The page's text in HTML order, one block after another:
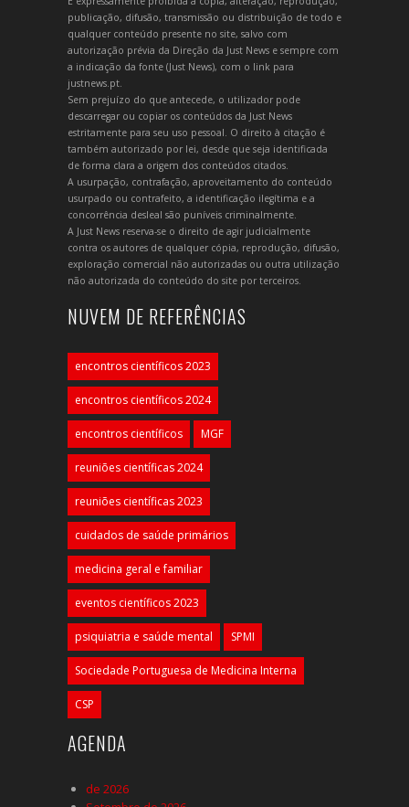
publicação, difusão, transmissão ou distribuição de todo e
qualquer conteúdo presente no site, salvo com
autorização prévia da Direção da Just News e sempre com
a indicação da fonte (Just News), com o link para
justnews.pt.
Sem prejuízo do que antecede, o utilizador pode
descarregar ou copiar os conteúdos da Just News
estritamente para seu uso pessoal. O direito à citação é
também autorizado por lei, desde que seja identificada
de forma clara a origem dos conteúdos citados.
A usurpação, contrafação, aproveitamento do conteúdo
usurpado ou contrafeito, a identificação ilegítima e a
concorrência desleal são puníveis criminalmente.
A Just News reserva-se o direito de agir judicialmente
contra os autores de qualquer cópia, reprodução, difusão,
exploração comercial não autorizadas ou outra utilização
não autorizada do conteúdo do site por terceiros.
NUVEM DE REFERÊNCIAS
encontros científicos 2023
encontros científicos 2024
encontros científicos MGF
reuniões científicas 2024
reuniões científicas 2023
cuidados de saúde primários
medicina geral e familiar
eventos científicos 2023
psiquiatria e saúde mental SPMI
Sociedade Portuguesa de Medicina Interna
CSP
AGENDA
de 2026